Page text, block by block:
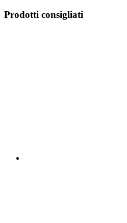
Prodotti consigliati